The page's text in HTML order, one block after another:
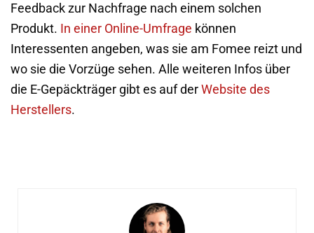
Feedback zur Nachfrage nach einem solchen
Produkt. In einer Online-Umfrage können
Interessenten angeben, was sie am Fomee reizt und
wo sie die Vorzüge sehen. Alle weiteren Infos über
die E-Gepäckträger gibt es auf der Website des
Herstellers.